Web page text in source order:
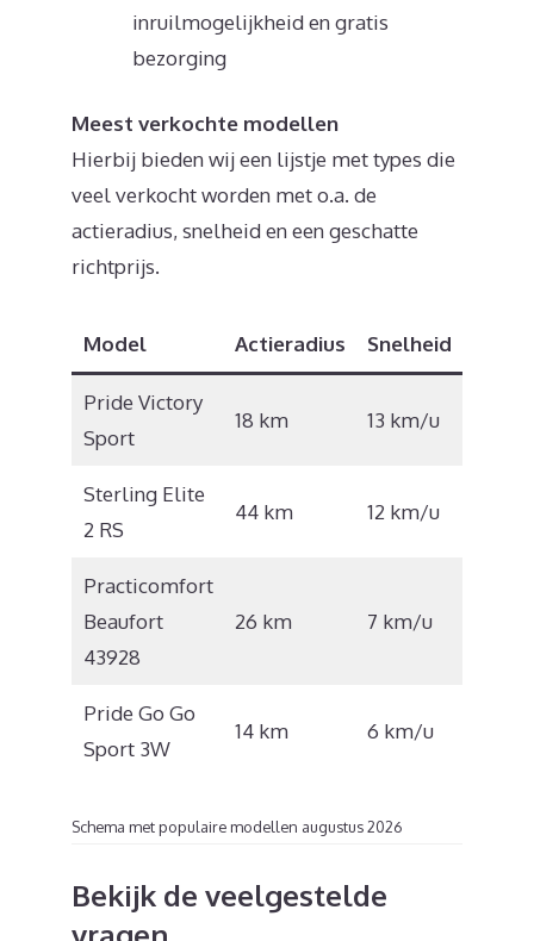
inruilmogelijkheid en gratis
bezorging
Meest verkochte modellen
Hierbij bieden wij een lijstje met types die
veel verkocht worden met o.a. de
actieradius, snelheid en een geschatte
richtprijs.
Model Actieradius Snelheid
Pride Victory
Sport
18 km 13 km/u
Sterling Elite
2 RS
44 km 12 km/u
Practicomfort
Beaufort
43928
26 km 7 km/u
Pride Go Go
Sport 3W
14 km 6 km/u
Schema met populaire modellen augustus 2026
Bekijk de veelgestelde